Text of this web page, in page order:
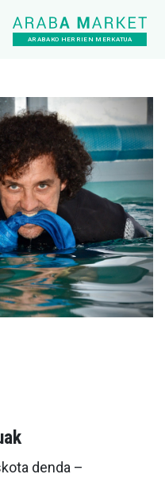
ARABAKO HERRIEN MERKATUA
denda –